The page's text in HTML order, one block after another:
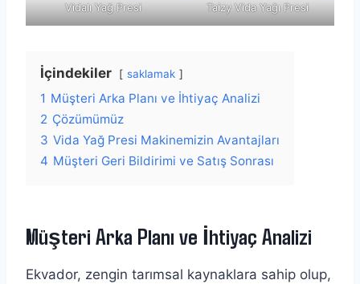
Vidalı Yağ Presi Taizy Vida Yağı Presi
İçindekiler saklamak
1 Müşteri Arka Planı ve İhtiyaç Analizi
2 Çözümümüz
3 Vida Yağ Presi Makinemizin Avantajları
4 Müşteri Geri Bildirimi ve Satış Sonrası
Müşteri Arka Planı ve İhtiyaç Analizi
Ekvador, zengin tarımsal kaynaklara sahip olup,